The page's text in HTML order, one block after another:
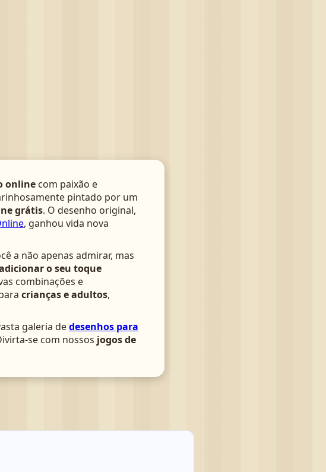
online com paixão e
pintado por um
grátis. O desenho original,
, ganhou vida nova
a não apenas admirar, mas
o seu toque
combinações e
crianças e adultos,
galeria dedesenhos para
se com nossos jogos de